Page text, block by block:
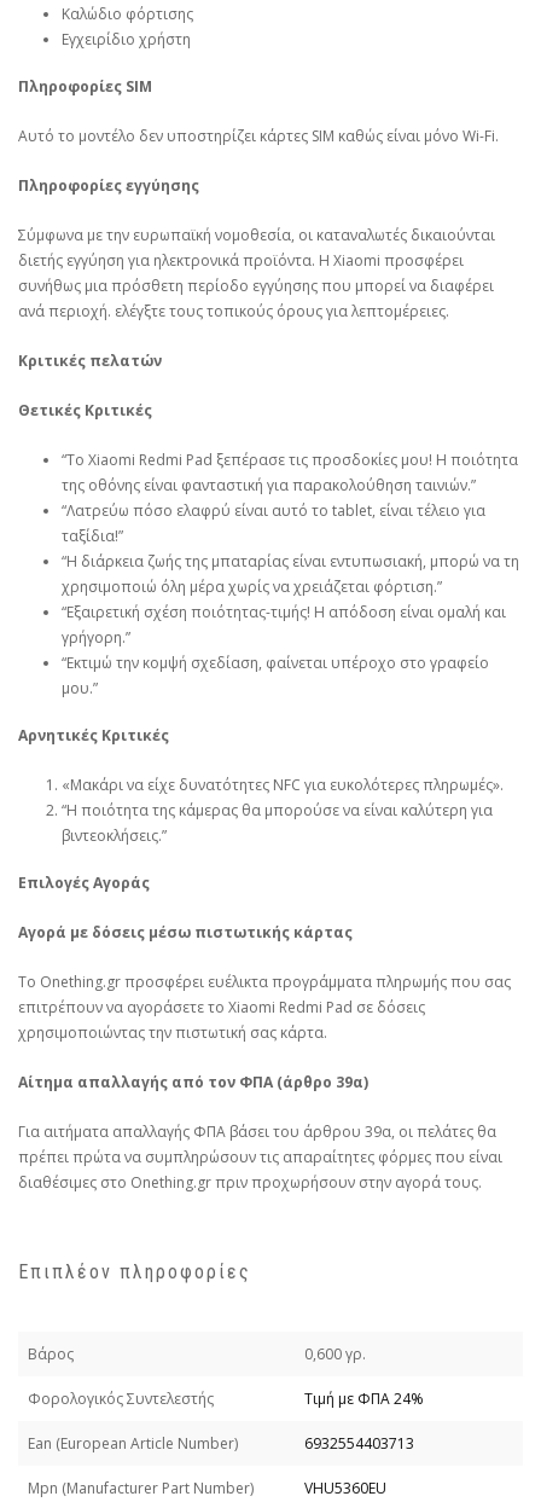
Καλώδιο φόρτισης
Εγχειρίδιο χρήστη
Πληροφορίες SIM
Αυτό το μοντέλο δεν υποστηρίζει κάρτες SIM καθώς είναι μόνο Wi-Fi.
Πληροφορίες εγγύησης
Σύμφωνα με την ευρωπαϊκή νομοθεσία, οι καταναλωτές δικαιούνται
διετής εγγύηση για ηλεκτρονικά προϊόντα. Η Xiaomi προσφέρει
συνήθως μια πρόσθετη περίοδο εγγύησης που μπορεί να διαφέρει
ανά περιοχή. ελέγξτε τους τοπικούς όρους για λεπτομέρειες.
Κριτικές πελατών
Θετικές Κριτικές
“Το Xiaomi Redmi Pad ξεπέρασε τις προσδοκίες μου! Η ποιότητα
της οθόνης είναι φανταστική για παρακολούθηση ταινιών.”
“Λατρεύω πόσο ελαφρύ είναι αυτό το tablet, είναι τέλειο για
ταξίδια!”
“Η διάρκεια ζωής της μπαταρίας είναι εντυπωσιακή, μπορώ να τη
χρησιμοποιώ όλη μέρα χωρίς να χρειάζεται φόρτιση.”
“Εξαιρετική σχέση ποιότητας-τιμής! Η απόδοση είναι ομαλή και
γρήγορη.”
“Εκτιμώ την κομψή σχεδίαση, φαίνεται υπέροχο στο γραφείο
μου.”
Αρνητικές Κριτικές
«Μακάρι να είχε δυνατότητες NFC για ευκολότερες πληρωμές».
“Η ποιότητα της κάμερας θα μπορούσε να είναι καλύτερη για
βιντεοκλήσεις.”
Επιλογές Αγοράς
Αγορά με δόσεις μέσω πιστωτικής κάρτας
Το Onething.gr προσφέρει ευέλικτα προγράμματα πληρωμής που σας
επιτρέπουν να αγοράσετε το Xiaomi Redmi Pad σε δόσεις
χρησιμοποιώντας την πιστωτική σας κάρτα.
Αίτημα απαλλαγής από τον ΦΠΑ (άρθρο 39α)
Για αιτήματα απαλλαγής ΦΠΑ βάσει του άρθρου 39α, οι πελάτες θα
πρέπει πρώτα να συμπληρώσουν τις απαραίτητες φόρμες που είναι
διαθέσιμες στο Onething.gr πριν προχωρήσουν στην αγορά τους.
Επιπλέον πληροφορίες
Βάρος 0,600 γρ.
Φορολογικός Συντελεστής Τιμή με ΦΠΑ 24%
Εan (European Article Number) 6932554403713
Mpn (Manufacturer Part Number) VHU5360EU